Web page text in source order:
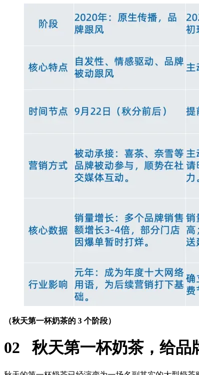
（秋天第一杯奶茶的 3 个阶段）
02 秋天第一杯奶茶，给品